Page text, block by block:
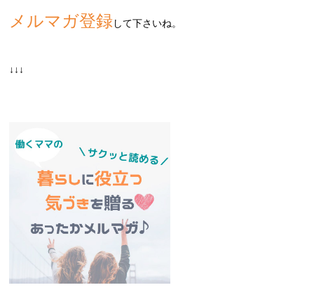
メルマガ登録して下さいね。
↓↓↓